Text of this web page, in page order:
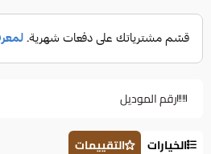
رقم الموديل
الخيارات
التقييمات